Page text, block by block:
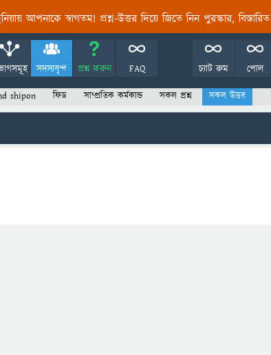
আপনাকে স্বাগতম! প্রশ্ন-উত্তর দিয়ে জিতে নিন পুরস্কার, বিস্তারিত
সদস্যবৃন্দ প্রশ্ন করুন FAQ পোল
চ্যাট রুম
shipon ফিড সাম্প্রতিক কর্মকান্ড সকল প্রশ্ন সকল উত্তর